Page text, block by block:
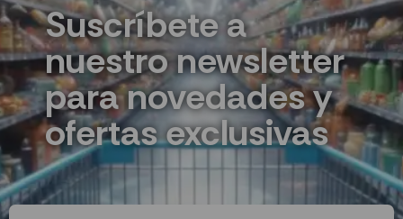
Suscríbete a
nuestro newsletter
para novedades y
ofertas exclusivas